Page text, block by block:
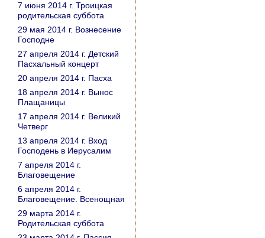
7 июня 2014 г. Троицкая
родительская суббота
29 мая 2014 г. Вознесение
Господне
27 апреля 2014 г. Детский
Пасхальный концерт
20 апреля 2014 г. Пасха
18 апреля 2014 г. Вынос
Плащаницы
17 апреля 2014 г. Великий
Четверг
13 апреля 2014 г. Вход
Господень в Иерусалим
7 апреля 2014 г.
Благовещение
6 апреля 2014 г.
Благовещение. Всенощная
29 марта 2014 г.
Родительская суббота